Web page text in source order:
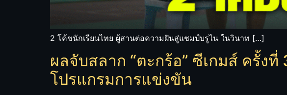
2 โค้ชนักเรียนไทย ผู้สานต่อความฝันสู่แชมป์บรูไน ในวินาท […]
ผลจับสลาก “ตะกร้อ” ซีเกมส์ ครั้ง
โปรแกรมการแข่งขัน